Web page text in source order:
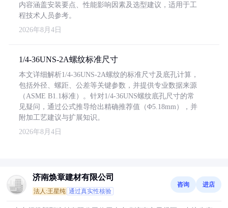
内容涵盖安装要点、性能影响因素及选型建议，适用于工
程技术人员参考。
2026年8月4日
1/4-36UNS-2A螺纹标准尺寸
本文详细解析1/4-36UNS-2A螺纹的标准尺寸及底孔计算，
包括外径、螺距、公差等关键参数，并提供专业数据来源
（ASME B1.1标准）。针对1/4-36UNS螺纹底孔尺寸的常
见疑问，通过公式推导给出精确推荐值（Φ5.18mm），并
附加工艺建议与扩展知识。
2026年8月4日
济南焕章建材有限公司
法人:王星纯 通过真实性核验
咨询 进店